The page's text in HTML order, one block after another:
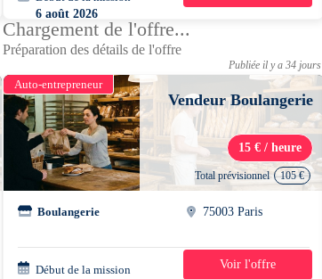
6 août 2026
13h30 - 20h15
Chargement de l'offre...
Préparation des détails de l'offre
Publiée il y a 34 jours
Auto-entrepreneur
Vendeur Boulangerie
15 € / heure
Total prévisionnel 105 €
Boulangerie 75003 Paris
Début de la mission
1 jour
Voir l'offre